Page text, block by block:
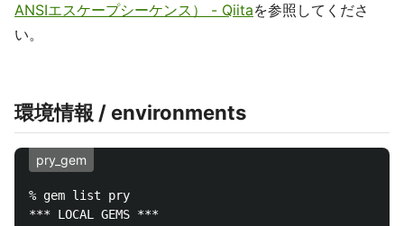
ANSIエスケープシーケンス） - Qiitaを参照してくださ
い。
環境情報 / environments
pry_gem
% gem list pry
*** LOCAL GEMS ***